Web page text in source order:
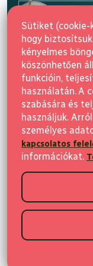
Sütiket (cookie-
hogy
kényelmes
köszönhetően
funkcióin,
használatán. A
szabására és
használjuk.
személyes
kapcsolatos
információkat.
Vásárlás
Vásárlási
Copyright